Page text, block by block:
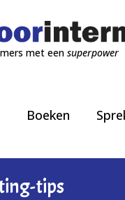
met eensuperpower
Boeken
tips